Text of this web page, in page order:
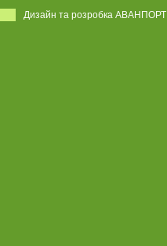
Дизайн та розробка АВАНПОРТ